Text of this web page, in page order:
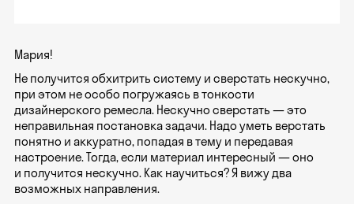
Мария!
Не получится обхитрить систему и сверстать нескучно,
при этом не особо погружаясь в тонкости
дизайнерского ремесла. Нескучно сверстать — это
неправильная постановка задачи. Надо уметь верстать
понятно и аккуратно, попадая в тему и передавая
настроение. Тогда, если материал интересный — оно
и получится нескучно. Как научиться? Я вижу два
возможных направления.